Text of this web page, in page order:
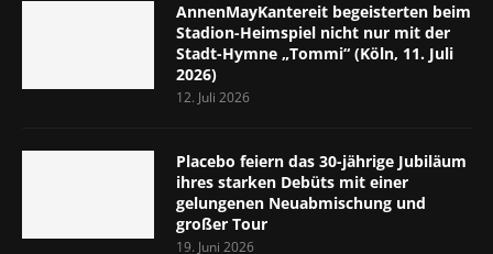
AnnenMayKantereit begeisterten beim
Stadion-Heimspiel nicht nur mit der
Stadt-Hymne „Tommi“ (Köln, 11. Juli
2026)
12. Juli 2026
Placebo feiern das 30-jährige Jubiläum
ihres starken Debüts mit einer
gelungenen Neuabmischung und
großer Tour
19. Juni 2026